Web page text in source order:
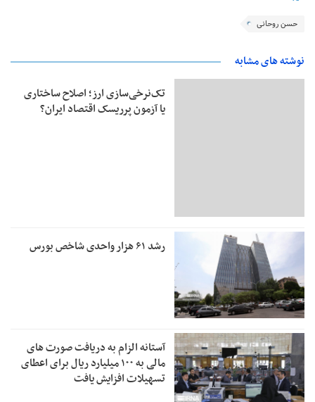
حسن روحانی
نوشته های مشابه
تک‌نرخی‌سازی ارز؛ اصلاح ساختاری
یا آزمون پرریسک اقتصاد ایران؟
رشد ۶۱ هزار واحدی شاخص بورس
آستانه الزام به دریافت صورت های
مالی به ۱۰۰ میلیارد ریال برای اعطای
تسهیلات افزایش یافت